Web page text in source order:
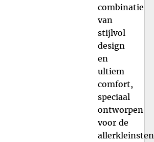
combinatie
van
stijlvol
design
en
ultiem
comfort,
speciaal
ontworpen
voor de